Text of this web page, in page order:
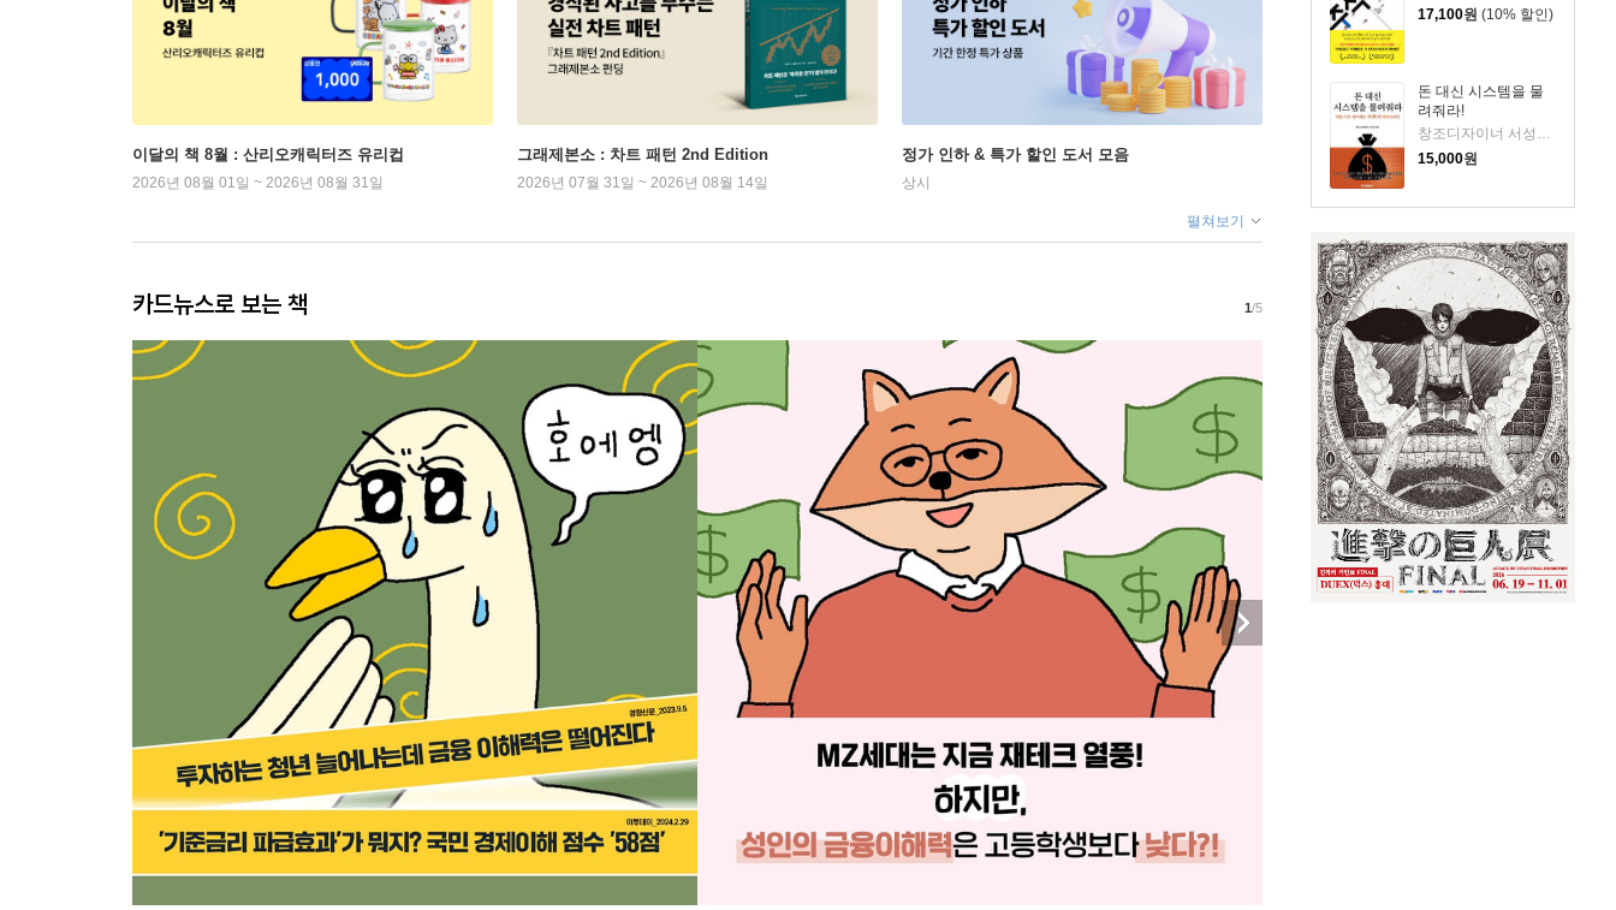
17,100원 (10% 할인)
돈 대신 시스템을 물
려줘라!
창조디자이너 서성필 저
15,000원
이달의 책 8월 : 산리오캐릭터즈 유리컵
2026년 08월 01일 ~ 2026년 08월 31일
그래제본소 : 차트 패턴 2nd Edition
2026년 07월 31일 ~ 2026년 08월 14일
정가 인하 & 특가 할인 도서 모음
상시
펼쳐보기
카드뉴스로 보는 책 1/5